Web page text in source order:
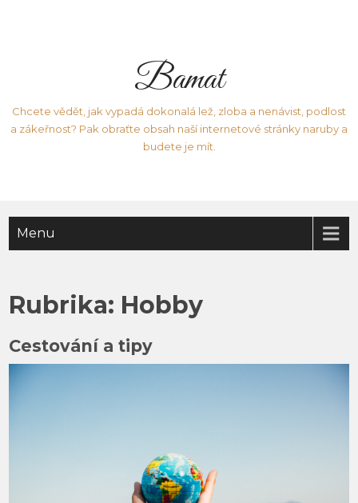
Bamat
Chcete vědět, jak vypadá dokonalá lež, zloba a nenávist, podlost
a zákeřnost? Pak obraťte obsah naší internetové stránky naruby a
budete je mít.
Menu
Rubrika: Hobby
Cestování a tipy